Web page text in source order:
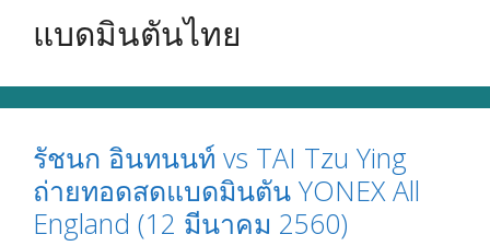
แบดมินตันไทย
รัชนก อินทนนท์ vs TAI Tzu Ying
ถ่ายทอดสดแบดมินตัน YONEX All
England (12 มีนาคม 2560)